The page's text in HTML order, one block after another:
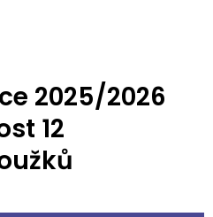
2025/2026
12